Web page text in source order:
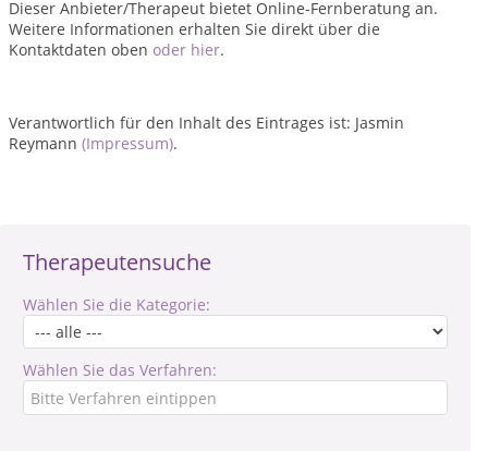
Therapeutensuche
Wählen Sie die Kategorie:
Wählen Sie das Verfahren:
Dieser Anbieter/Therapeut bietet Online-Fernberatung an.
Weitere Informationen erhalten Sie direkt über die
Kontaktdaten oben oder hier.
Verantwortlich für den Inhalt des Eintrages ist: Jasmin
Reymann (Impressum).